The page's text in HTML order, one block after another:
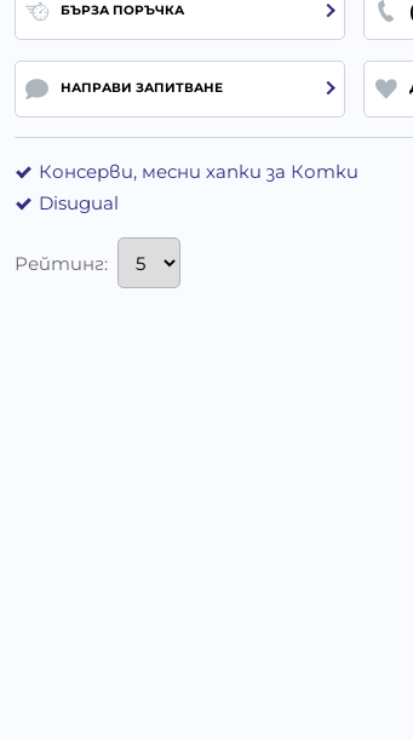
БЪРЗА ПОРЪЧКА
НАПРАВИ ЗАПИТВАНЕ
Консерви, месни хапки за Котки
Disugual
Рейтинг: